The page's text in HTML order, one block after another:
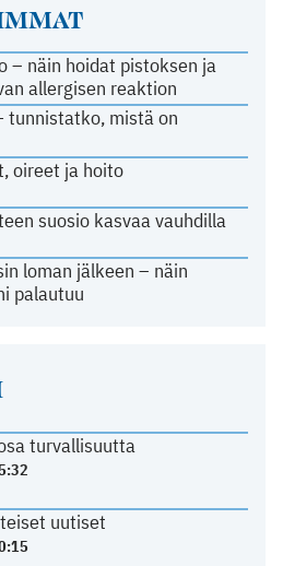
– näin hoidat pistoksen ja
allergisen reaktion
tunnistatko, mistä on
oireet ja hoito
suosio kasvaa vauhdilla
loman jälkeen – näin
palautuu
turvallisuutta
uutiset